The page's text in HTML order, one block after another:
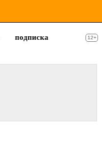
подписка
12+